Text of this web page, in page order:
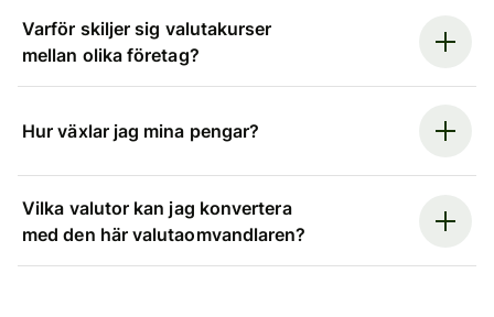
Varför skiljer sig valutakurser
mellan olika företag?
Hur växlar jag mina pengar?
Vilka valutor kan jag konvertera
med den här valutaomvandlaren?